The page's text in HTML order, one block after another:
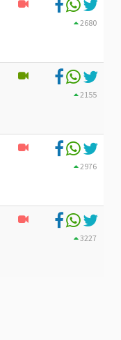
2680
2155
2976
3227